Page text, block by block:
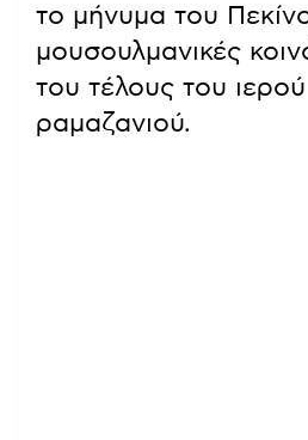
το μήνυμα του
μουσουλμανικές
του τέλους του
ραμαζανιού.